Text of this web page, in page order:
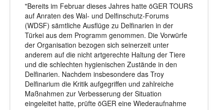
"Bereits im Februar dieses Jahres hatte öGER TOURS
auf Anraten des Wal- und Delfinschutz-Forums
(WDSF) sämtliche Ausflüge zu Delfinarien in der
Türkei aus dem Programm genommen. Die Vorwürfe
der Organisation bezogen sich seinerzeit unter
anderem auf die nicht artgerechte Haltung der Tiere
und die schlechten hygienischen Zustände in den
Delfinarien. Nachdem insbesondere das Troy
Delfinarium die Kritik aufgegriffen und zahlreiche
Maßnahmen zur Verbesserung der Situation
eingeleitet hatte, prüfte öGER eine Wiederaufnahme